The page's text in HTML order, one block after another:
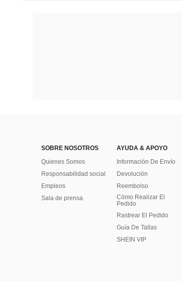
SOBRE NOSOTROS
Quienes Somos
Responsabilidad social
Empleos
Sala de prensa
AYUDA & APOYO
Información De Envío
Devolución
Reembolso
Cómo Realizar El
Pedido
Rastrear El Pedido
Guía De Tallas
SHEIN VIP